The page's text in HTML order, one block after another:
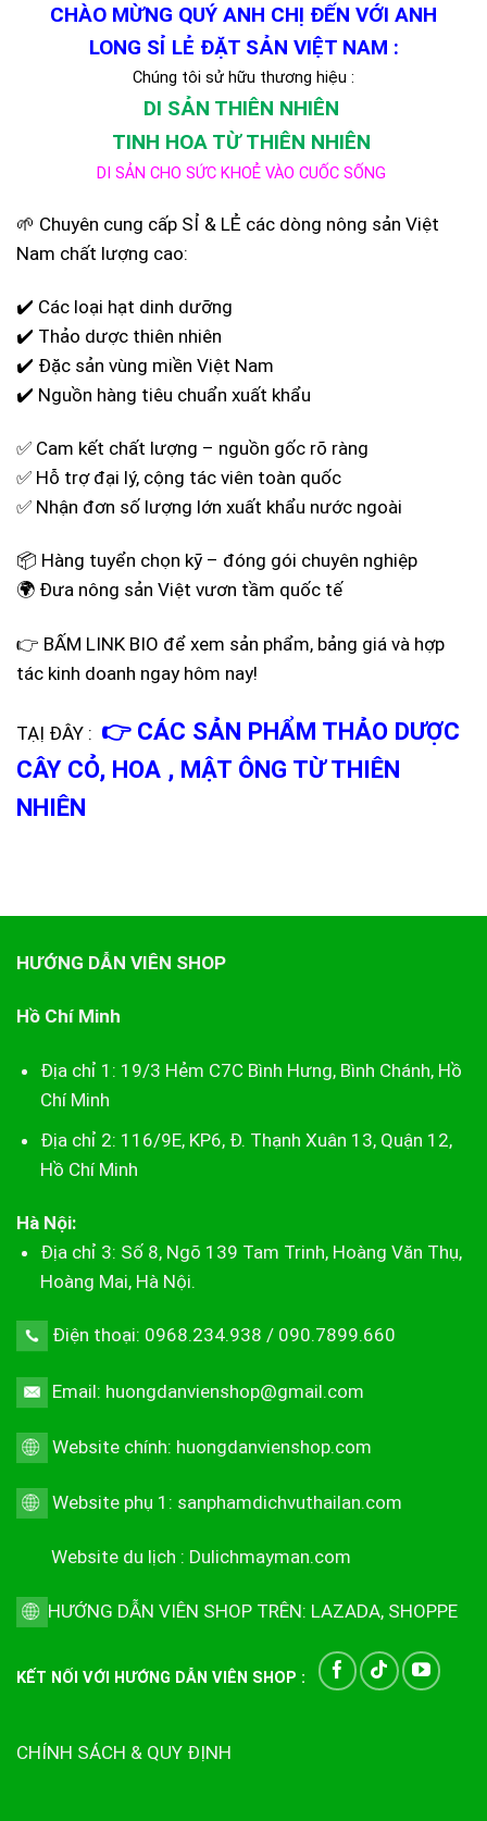
CHÀO MỪNG QUÝ ANH CHỊ ĐẾN VỚI ANH
LONG SỈ LẺ ĐẶT SẢN VIỆT NAM :
Chúng tôi sử hữu thương hiệu :
DI SẢN THIÊN NHIÊN
TINH HOA TỪ THIÊN NHIÊN
DI SẢN CHO SỨC KHOẺ VÀO CUỐC SỐNG
🌱 Chuyên cung cấp SỈ & LẺ các dòng nông sản Việt
Nam chất lượng cao:
✔️ Các loại hạt dinh dưỡng
✔️ Thảo dược thiên nhiên
✔️ Đặc sản vùng miền Việt Nam
✔️ Nguồn hàng tiêu chuẩn xuất khẩu
✅ Cam kết chất lượng – nguồn gốc rõ ràng
✅ Hỗ trợ đại lý, cộng tác viên toàn quốc
✅ Nhận đơn số lượng lớn xuất khẩu nước ngoài
📦 Hàng tuyển chọn kỹ – đóng gói chuyên nghiệp
🌍 Đưa nông sản Việt vươn tầm quốc tế
👉 BẤM LINK BIO để xem sản phẩm, bảng giá và hợp
tác kinh doanh ngay hôm nay!
TẠỊ ĐÂY : 👉 CÁC SẢN PHẨM THẢO DƯỢC
CÂY CỎ, HOA , MẬT ÔNG TỪ THIÊN
NHIÊN
HƯỚNG DẪN VIÊN SHOP
Hồ Chí Minh
Địa chỉ 1: 19/3 Hẻm C7C Bình Hưng, Bình Chánh, Hồ
Chí Minh
Địa chỉ 2: 116/9E, KP6, Đ. Thạnh Xuân 13, Quận 12,
Hồ Chí Minh
Hà Nội:
Địa chỉ 3: Số 8, Ngõ 139 Tam Trinh, Hoàng Văn Thụ,
Hoàng Mai, Hà Nội.
Điện thoại: 0968.234.938 / 090.7899.660
Email: huongdanvienshop@gmail.com
Website chính: huongdanvienshop.com
Website phụ 1: sanphamdichvuthailan.com
Website du lịch : Dulichmayman.com
HƯỚNG DẪN VIÊN SHOP TRÊN: LAZADA, SHOPPE
KẾT NỐI VỚI HƯỚNG DẪN VIÊN SHOP :
CHÍNH SÁCH & QUY ĐỊNH